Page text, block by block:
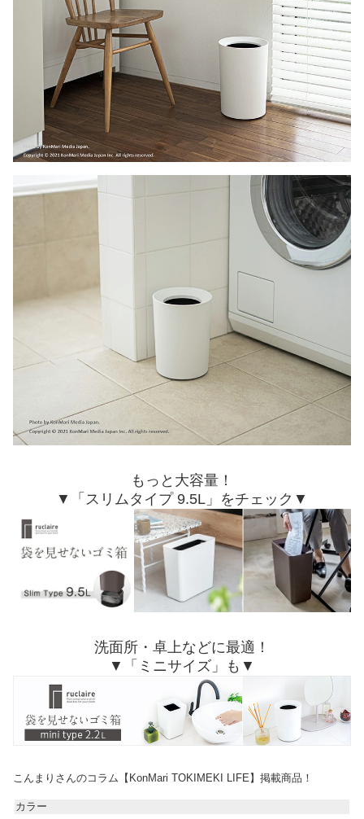
もっと大容量！
▼「スリムタイプ 9.5L」をチェック▼
洗面所・卓上などに最適！
▼「ミニサイズ」も▼
こんまりさんのコラム【KonMari TOKIMEKI LIFE】掲載商品！
カラー